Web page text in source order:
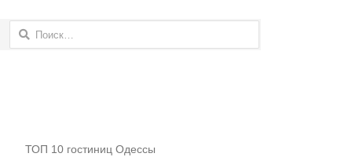
Найти:
ТОП 10 гостиниц Одессы